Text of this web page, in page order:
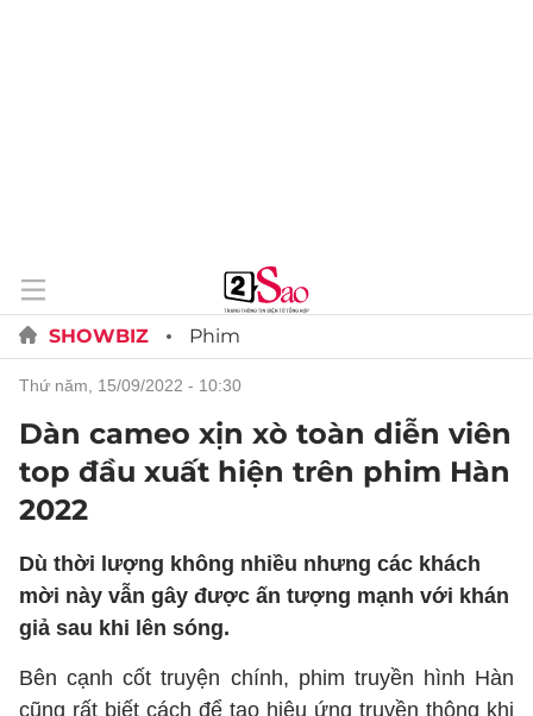
SHOWBIZ Phim
thứ năm, 15/09/2022 - 10:30
Dàn cameo xịn xò toàn diễn viên
top đầu xuất hiện trên phim Hàn
2022
Dù thời lượng không nhiều nhưng các khách
mời này vẫn gây được ấn tượng mạnh với khán
giả sau khi lên sóng.
Bên cạnh cốt truyện chính, phim truyền hình Hàn
cũng rất biết cách để tạo hiệu ứng truyền thông khi